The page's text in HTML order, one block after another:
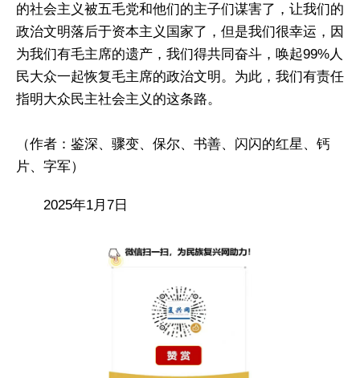
的社会主义被五毛党和他们的主子们谋害了，让我们的
政治文明落后于资本主义国家了，但是我们很幸运，因
为我们有毛主席的遗产，我们得共同奋斗，唤起99%人
民大众一起恢复毛主席的政治文明。为此，我们有责任
指明大众民主社会主义的这条路。
（作者：鉴深、骤变、保尔、书善、闪闪的红星、钙
片、字军）
2025年1月7日